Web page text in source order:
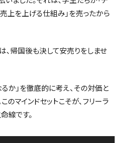
売上を上げる仕組み」を売ったから
帰国後も決して安売りをしませ
か」を徹底的に考え、その対価と
のマインドセットこそが、フリーラ
線です。